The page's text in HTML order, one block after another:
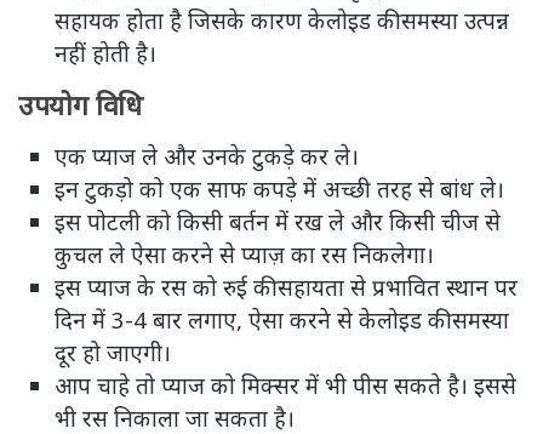
सहायक होता है जिसके कारण केलोइड की समस्या उत्पन्न
नहीं होती है।
उपयोग विधि
एक प्याज ले और उनके टुकड़े कर ले।
इन टुकड़ो को एक साफ कपड़े में अच्छी तरह से बांध ले।
इस पोटली को किसी बर्तन में रख ले और किसी चीज से
कुचल ले ऐसा करने से प्याज़ का रस निकलेगा।
इस प्याज के रस को रुई की सहायता से प्रभावित स्थान पर
दिन में 3-4 बार लगाए, ऐसा करने से केलोइड की समस्या
दूर हो जाएगी।
आप चाहे तो प्याज को मिक्सर में भी पीस सकते है। इससे
भी रस निकाला जा सकता है।